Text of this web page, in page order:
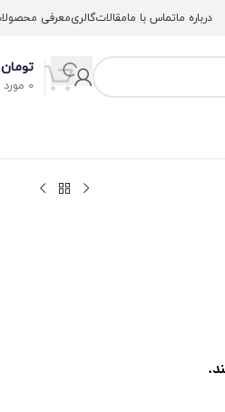
درباره ماتماس با مامقالاتگالریمعرفی
0 مورد
تومان